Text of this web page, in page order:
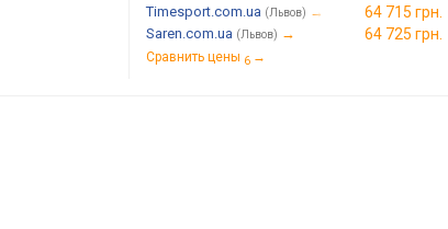
Timesport.com.ua (Львов) → 64 715 грн.
Saren.com.ua (Львов) → 64 725 грн.
Сравнить цены 6 →